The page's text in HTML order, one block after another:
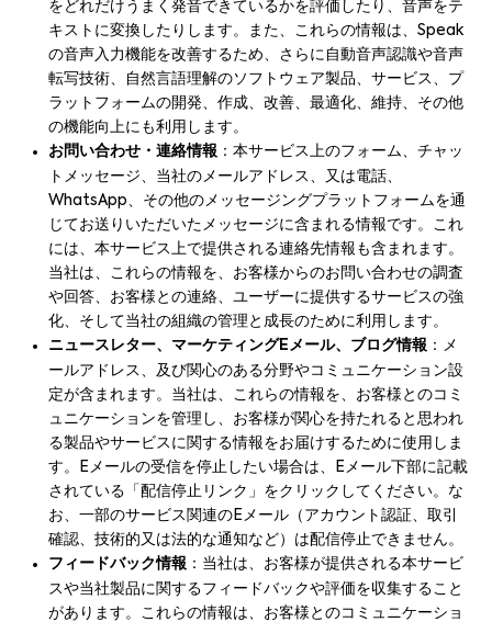
をどれだけうまく発音できているかを評価したり、音声をテ
キストに変換したりします。また、これらの情報は、Speak
の音声入力機能を改善するため、さらに自動音声認識や音声
転写技術、自然言語理解のソフトウェア製品、サービス、プ
ラットフォームの開発、作成、改善、最適化、維持、その他
の機能向上にも利用します。
お問い合わせ・連絡情報 ：本サービス上のフォーム、チャッ
トメッセージ、当社のメールアドレス、又は電話、
WhatsApp、その他のメッセージングプラットフォームを通
じてお送りいただいたメッセージに含まれる情報です。これ
には、本サービス上で提供される連絡先情報も含まれます。
当社は、これらの情報を、お客様からのお問い合わせの調査
や回答、お客様との連絡、ユーザーに提供するサービスの強
化、そして当社の組織の管理と成長のために利用します。
ニュースレター、マーケティングEメール、ブログ情報 ：メ
ールアドレス、及び関心のある分野やコミュニケーション設
定が含まれます。当社は、これらの情報を、お客様とのコミ
ュニケーションを管理し、お客様が関心を持たれると思われ
る製品やサービスに関する情報をお届けするために使用しま
す。Eメールの受信を停止したい場合は、Eメール下部に記載
されている「配信停止リンク」をクリックしてください。な
お、一部のサービス関連のEメール（アカウント認証、取引
確認、技術的又は法的な通知など）は配信停止できません。
フィードバック情報 ：当社は、お客様が提供される本サービ
スや当社製品に関するフィードバックや評価を収集すること
があります。これらの情報は、お客様とのコミュニケーショ